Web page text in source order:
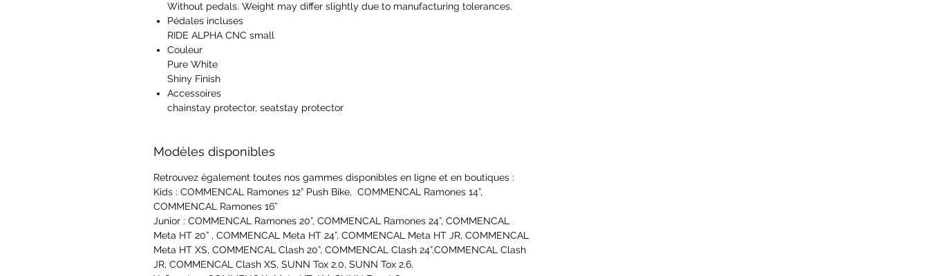
Without pedals. Weight may differ slightly due to manufacturing tolerances.
Pédales incluses
RIDE ALPHA CNC small
Couleur
Pure White
Shiny Finish
Accessoires
chainstay protector, seatstay protector
Modèles disponibles
Retrouvez également toutes nos gammes disponibles en ligne et en boutiques :
Kids : COMMENCAL Ramones 12” Push Bike, COMMENCAL Ramones 14”,
COMMENCAL Ramones 16”
Junior : COMMENCAL Ramones 20”, COMMENCAL Ramones 24”, COMMENCAL
Meta HT 20” , COMMENCAL Meta HT 24”, COMMENCAL Meta HT JR, COMMENCAL
Meta HT XS, COMMENCAL Clash 20”, COMMENCAL Clash 24”,COMMENCAL Clash
JR, COMMENCAL Clash XS, SUNN Tox 2.0, SUNN Tox 2.6.